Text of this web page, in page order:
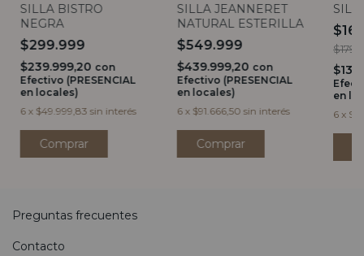
SILLA BISTRO
NEGRA
$299.999
$239.999,20 con
Efectivo (PRESENCIAL
en locales)
6 x $49.999,83 sin interés
SILLA JEANNERET
NATURAL ESTERILLA
$549.999
$439.999,20 con
Efectivo (PRESENCIAL
en locales)
6 x $91.666,50 sin interés
en
6 x
Preguntas frecuentes
Contacto